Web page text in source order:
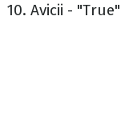
Avicii - "True"